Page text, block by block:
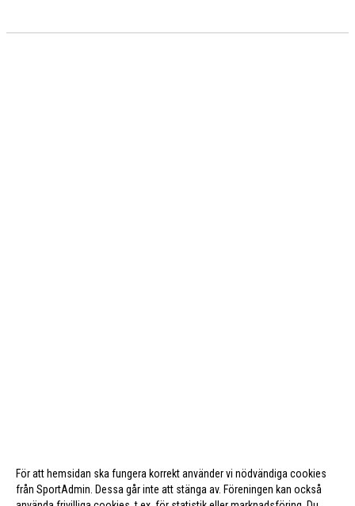
För att hemsidan ska fungera korrekt använder vi nödvändiga cookies
från SportAdmin. Dessa går inte att stänga av. Föreningen kan också